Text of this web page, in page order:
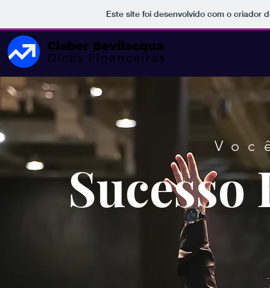
Este site foi desenvolvido com o criador